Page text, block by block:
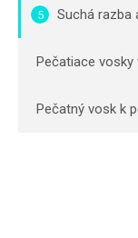
5 Suchá razba
Pečatiace vosky
Pečatný vosk k